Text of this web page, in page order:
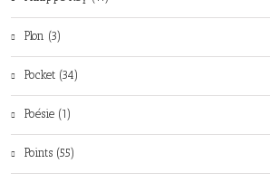
Plon (3)
Pocket (34)
Poésie (1)
Points (55)